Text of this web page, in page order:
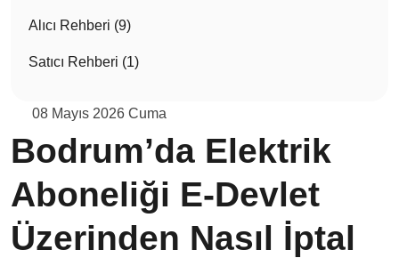
Alıcı Rehberi (9)
Satıcı Rehberi (1)
08 Mayıs 2026 Cuma
Bodrum’da Elektrik
Aboneliği E-Devlet
Üzerinden Nasıl İptal